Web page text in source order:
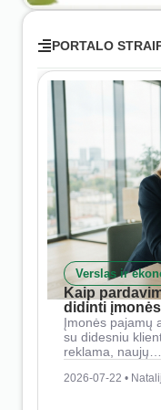
PORTALO
Verslas ir
Kaip
didinti
Įmonės pajamų
su didesniu
reklama, naujų…
2026-07-22 •